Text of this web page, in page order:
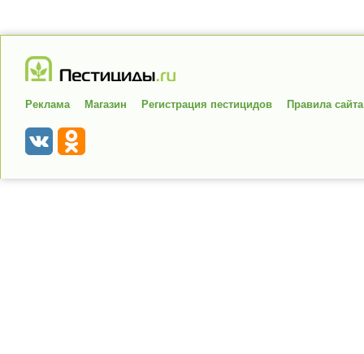
Реклама Магазин Регистрация пестицидов Правила сайта